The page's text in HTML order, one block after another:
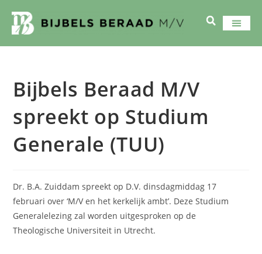
Bijbels Beraad M/V
spreekt op Studium
Generale (TUU)
Dr. B.A. Zuiddam spreekt op D.V. dinsdagmiddag 17
februari over ‘M/V en het kerkelijk ambt’. Deze Studium
Generalelezing zal worden uitgesproken op de
Theologische Universiteit in Utrecht.